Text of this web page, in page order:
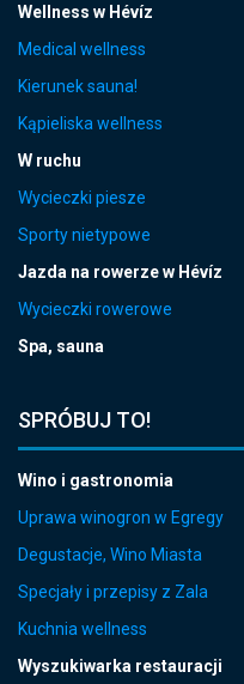
Wellness w Hévíz
Medical wellness
Kierunek sauna!
Kąpieliska wellness
W ruchu
Wycieczki piesze
Sporty nietypowe
Jazda na rowerze w Hévíz
Wycieczki rowerowe
Spa, sauna
SPRÓBUJ TO!
Wino i gastronomia
Uprawa winogron w Egregy
Degustacje, Wino Miasta
Specjały i przepisy z Zala
Kuchnia wellness
Wyszukiwarka restauracji